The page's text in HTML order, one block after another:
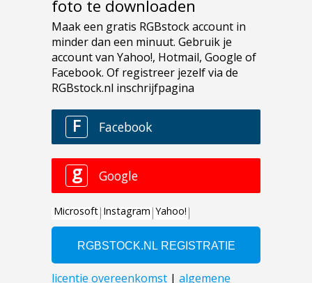
foto te downloaden